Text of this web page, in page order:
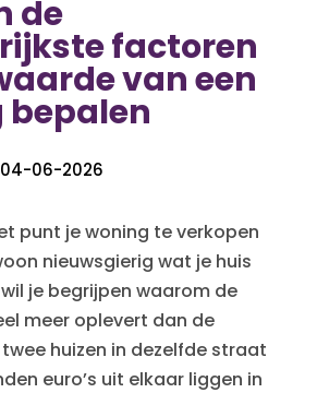
de
factoren
van een
bepalen
06-2026
punt je woning te verkopen
nieuwsgierig wat je huis
je begrijpen waarom de
meer oplevert dan de
huizen in dezelfde straat
euro’s uit elkaar liggen in